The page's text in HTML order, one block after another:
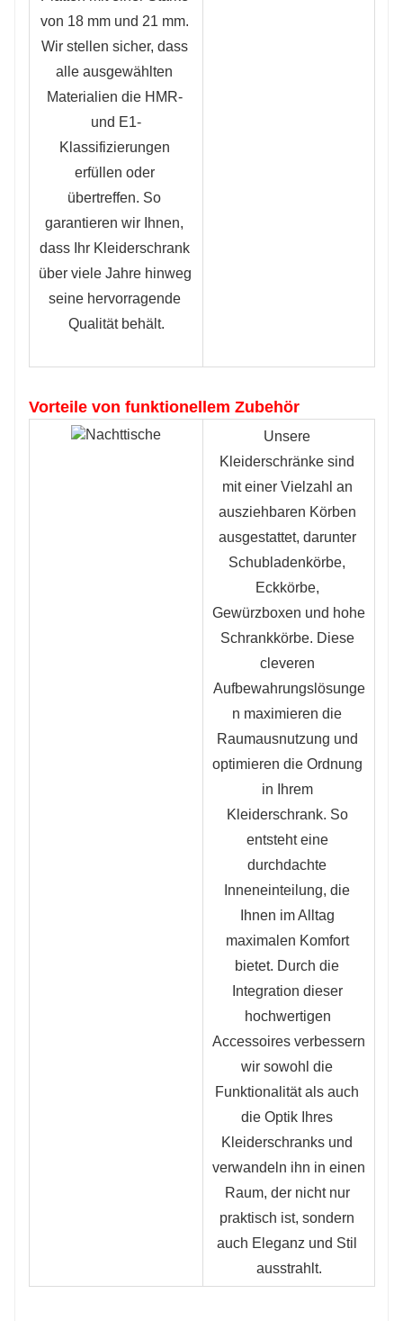
von 18 mm und 21 mm.
Wir stellen sicher, dass
alle ausgewählten
Materialien die HMR-
und E1-
Klassifizierungen
erfüllen oder
übertreffen. So
garantieren wir Ihnen,
dass Ihr Kleiderschrank
über viele Jahre hinweg
seine hervorragende
Qualität behält.
Vorteile von funktionellem Zubehör
Unsere
Kleiderschränke sind
mit einer Vielzahl an
ausziehbaren Körben
ausgestattet, darunter
Schubladenkörbe,
Eckkörbe,
Gewürzboxen und hohe
Schrankkörbe. Diese
cleveren
Aufbewahrungslösunge
n maximieren die
Raumausnutzung und
optimieren die Ordnung
in Ihrem
Kleiderschrank. So
entsteht eine
durchdachte
Inneneinteilung, die
Ihnen im Alltag
maximalen Komfort
bietet. Durch die
Integration dieser
hochwertigen
Accessoires verbessern
wir sowohl die
Funktionalität als auch
die Optik Ihres
Kleiderschranks und
verwandeln ihn in einen
Raum, der nicht nur
praktisch ist, sondern
auch Eleganz und Stil
ausstrahlt.